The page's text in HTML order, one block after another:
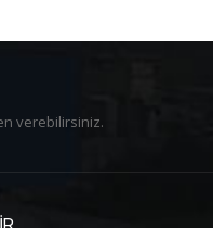
verebilirsiniz.